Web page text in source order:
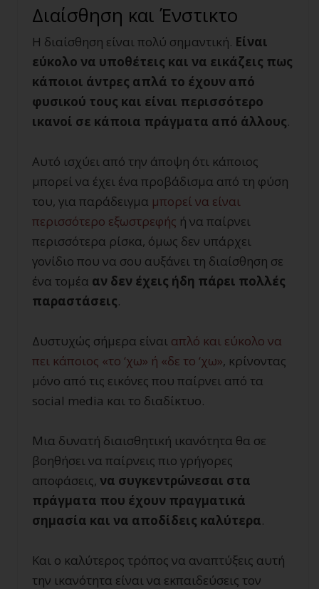
Διαίσθηση και Ένστικτο
Η διαίσθηση είναι πολύ σημαντική. Είναι
εύκολο να υποθέτεις και να εικάζεις πως
κάποιοι άντρες απλά το έχουν από
φυσικού τους και είναι περισσότερο
ικανοί σε κάποια πράγματα από άλλους.
Αυτό ισχύει από την άποψη ότι κάποιος
μπορεί να έχει ένα προβάδισμα από τη φύση
του, για παράδειγμα μπορεί να είναι
περισσότερο εξωστρεφής ή να παίρνει
περισσότερα ρίσκα, όμως δεν υπάρχει
γονίδιο που να σου αυξάνει τη διαίσθηση σε
ένα τομέα αν δεν έχεις ήδη πάρει πολλές
παραστάσεις.
Δυστυχώς σήμερα είναι απλό και εύκολο να
πει κάποιος «το ‘χω» ή «δε το ‘χω», κρίνοντας
μόνο από τις εικόνες που παίρνει από τα
social media και το διαδίκτυο.
Μια δυνατή διαισθητική ικανότητα θα σε
βοηθήσει να παίρνεις πιο γρήγορες
αποφάσεις, να συγκεντρώνεσαι στα
πράγματα που έχουν πραγματικά
σημασία και να αποδίδεις καλύτερα.
Και ο καλύτερος τρόπος να αναπτύξεις αυτή
την ικανότητα είναι να εκπαιδεύσεις τον